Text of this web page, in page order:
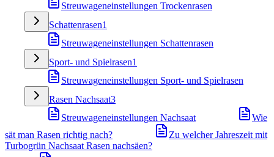
Streuwageneinstellungen Trockenrasen
Schattenrasen1
Streuwageneinstellungen Schattenrasen
Sport- und Spielrasen1
Streuwageneinstellungen Sport- und Spielrasen
Rasen Nachsaat3
Streuwageneinstellungen Nachsaat
Wie
sät man Rasen richtig nach?
Zu welcher Jahreszeit mit
Turbogrün Nachsaat Rasen nachsäen?